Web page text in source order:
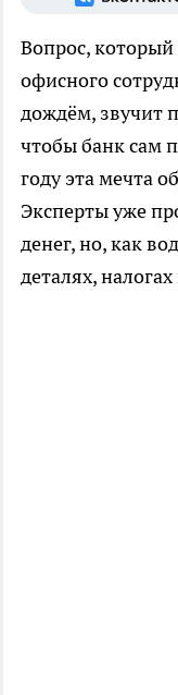
Вопрос, который
офисного
дождём, звучит
чтобы банк сам
году эта мечта
Эксперты уже
денег, но, как
деталях,